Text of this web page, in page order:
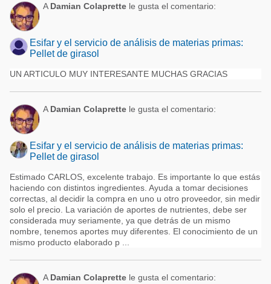
A Damian Colaprette le gusta el comentario:
Esifar y el servicio de análisis de materias primas:
Pellet de girasol
UN ARTICULO MUY INTERESANTE MUCHAS GRACIAS
A Damian Colaprette le gusta el comentario:
Esifar y el servicio de análisis de materias primas:
Pellet de girasol
Estimado CARLOS, excelente trabajo. Es importante lo que estás
haciendo con distintos ingredientes. Ayuda a tomar decisiones
correctas, al decidir la compra en uno u otro proveedor, sin medir
solo el precio. La variación de aportes de nutrientes, debe ser
considerada muy seriamente, ya que detrás de un mismo
nombre, tenemos aportes muy diferentes. El conocimiento de un
mismo producto elaborado p ...
A Damian Colaprette le gusta el comentario: